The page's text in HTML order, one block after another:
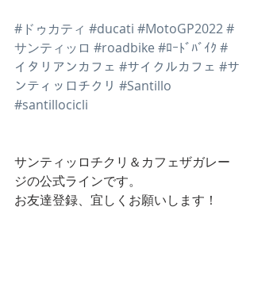
#ドゥカティ #ducati #MotoGP2022#
サンティッロ #roadbike #ﾛｰﾄﾞﾊﾞｲｸ #
イタリアンカフェ #サイクルカフェ #サ
ンティッロチクリ #Santillo
#santillocicli
サンティッロチクリ＆カフェザガレー
ジの公式ラインです。
お友達登録、宜しくお願いします！